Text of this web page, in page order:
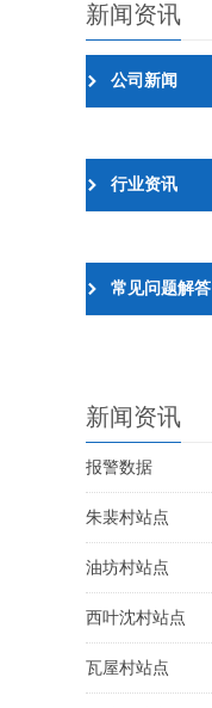
新闻资讯
公司新闻
行业资讯
常见问题解答
新闻资讯
报警数据
朱裴村站点
油坊村站点
西叶沈村站点
瓦屋村站点